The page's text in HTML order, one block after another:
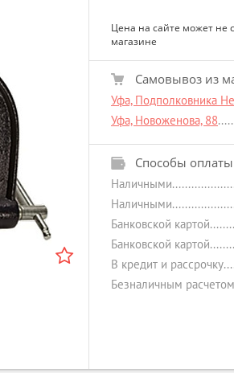
Цена на сайте может не
магазине
Самовывоз из
Уфа, Подполковника
Уфа, Новоженова, 88
Способы оплаты
Наличными
Наличными
Банковской картой
Банковской картой
В кредит и рассрочку
Безналичным расчетом